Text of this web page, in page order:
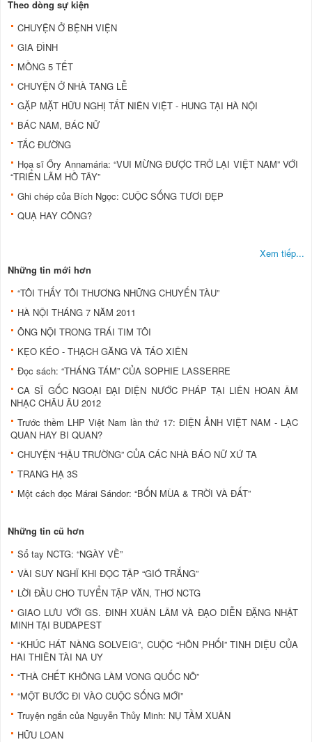
Theo dòng sự kiện
CHUYỆN Ở BỆNH VIỆN
GIA ĐÌNH
MỒNG 5 TẾT
CHUYỆN Ở NHÀ TANG LỄ
GẶP MẶT HỮU NGHỊ TẤT NIÊN VIỆT - HUNG TẠI HÀ NỘI
BÁC NAM, BÁC NỮ
TẮC ĐƯỜNG
Họa sĩ Őry Annamária: “VUI MỪNG ĐƯỢC TRỞ LẠI VIỆT NAM” VỚI
“TRIỂN LÃM HỒ TÂY”
Ghi chép của Bích Ngọc: CUỘC SỐNG TƯƠI ĐẸP
QUẠ HAY CÔNG?
Xem tiếp...
Những tin mới hơn
“TÔI THẤY TÔI THƯƠNG NHỮNG CHUYẾN TÀU”
HÀ NỘI THÁNG 7 NĂM 2011
ÔNG NỘI TRONG TRÁI TIM TÔI
KẸO KÉO - THẠCH GĂNG VÀ TÁO XIÊN
Ðọc sách: “THÁNG TÁM” CỦA SOPHIE LASSERRE
CA SĨ GỐC NGOẠI ĐẠI DIỆN NƯỚC PHÁP TẠI LIÊN HOAN ÂM
NHẠC CHÂU ÂU 2012
Trước thềm LHP Việt Nam lần thứ 17: ĐIỆN ẢNH VIỆT NAM - LẠC
QUAN HAY BI QUAN?
CHUYỆN “HẬU TRƯỜNG” CỦA CÁC NHÀ BÁO NỮ XỨ TA
TRANG HẠ 3S
Một cách đọc Márai Sándor: “BỐN MÙA & TRỜI VÀ ÐẤT”
Những tin cũ hơn
Sổ tay NCTG: “NGÀY VỀ”
VÀI SUY NGHĨ KHI ĐỌC TẬP “GIÓ TRẮNG”
LỜI ĐẦU CHO TUYỂN TẬP VĂN, THƠ NCTG
GIAO LƯU VỚI GS. ĐINH XUÂN LÂM VÀ ĐẠO DIỄN ĐẶNG NHẬT
MINH TẠI BUDAPEST
“KHÚC HÁT NÀNG SOLVEIG”, CUỘC “HÔN PHỐI” TINH DIỆU CỦA
HAI THIÊN TÀI NA UY
“THÀ CHẾT KHÔNG LÀM VONG QUỐC NÔ”
“MỘT BƯỚC ĐI VÀO CUỘC SỐNG MỚI”
Truyện ngắn của Nguyễn Thủy Minh: NỤ TẦM XUÂN
HỮU LOAN